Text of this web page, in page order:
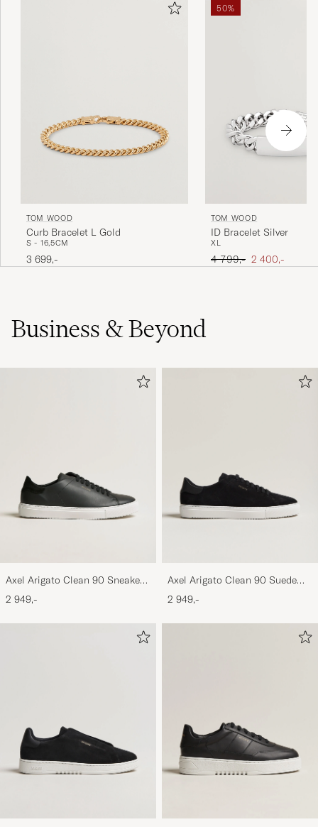
TOM WOOD
Curb Bracelet L Gold
S - 16,5CM
3 699,-
50%
TOM WOOD
ID Bracelet Silver
XL
Ordinær pris
4 799,- Nedsatt pris
2 400,-
Business & Beyond
Axel Arigato Clean 90 Sneaker
Black
2 949,-
Axel Arigato Clean 90 Suede
Sneaker Black
2 949,-